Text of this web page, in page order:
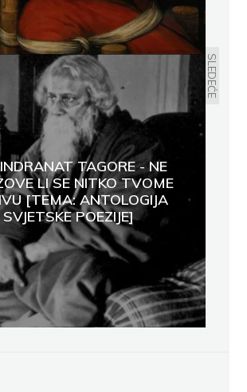
SLEDEĆE
TAGORE - NE
LI SE NITKO TVOME
[TEMA: ANTOLOGIJA
SVJETSKE POEZIJE]